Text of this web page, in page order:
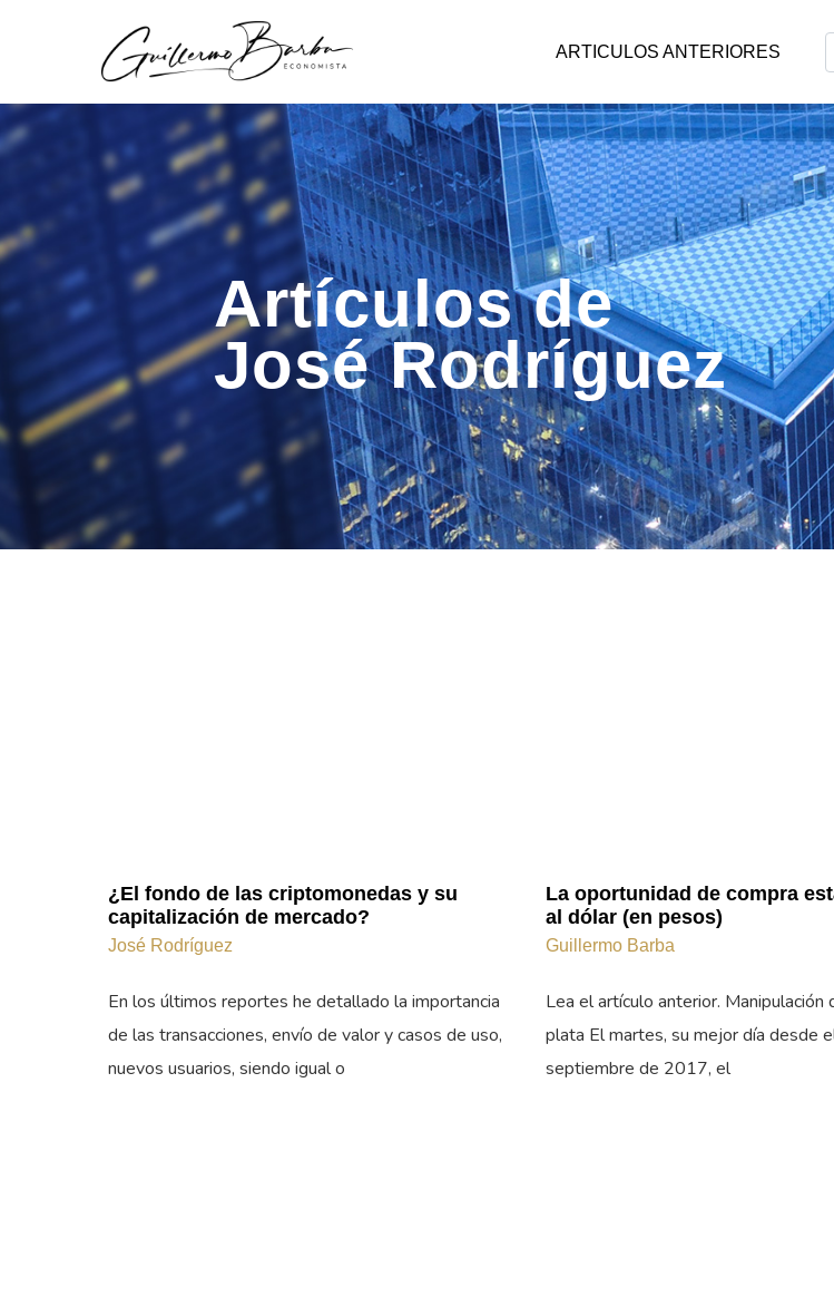
ARTICULOS ANTERIORES
Artículos de
José Rodríguez
¿El fondo de las criptomonedas y su
capitalización de mercado?
José Rodríguez
En los últimos reportes he detallado la importancia
de las transacciones, envío de valor y casos de uso,
nuevos usuarios, siendo igual o
La oportunidad de compra
al dólar (en pesos)
Guillermo Barba
Lea el artículo anterior. Manipulación
plata El martes, su mejor día desde
septiembre de 2017, el